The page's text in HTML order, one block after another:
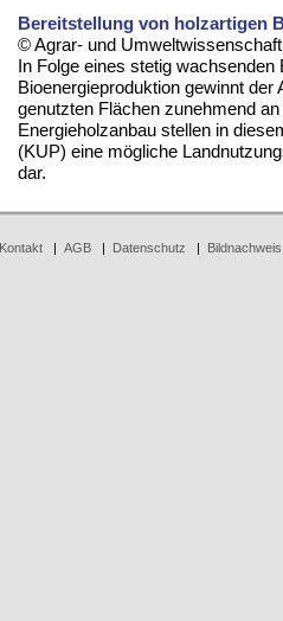
Bereitstellung von holzartigen
© Agrar- und
In Folge eines stetig
Bioenergieproduktion gewinnt
genutzten Flächen zunehmend
Energieholzanbau stellen in
(KUP) eine mögliche
dar.
Kontakt| AGB| Datenschutz Bildnachweis